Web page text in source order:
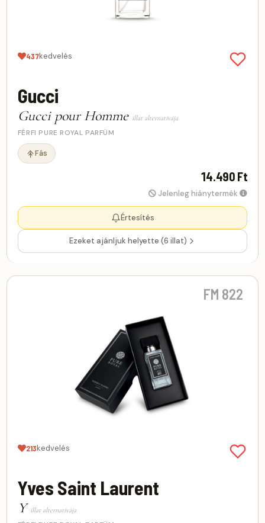
437kedvelés
Gucci
Gucci pour Homme illat alternatívája
FÉRFI PURE ROYAL PARFÜM
Fás
14.490 Ft
Jelenleg hiánytermék
Értesítés
Ezeket ajánljuk helyette (6 illat)
FM 822
213kedvelés
Yves Saint Laurent
Y illat alternatívája